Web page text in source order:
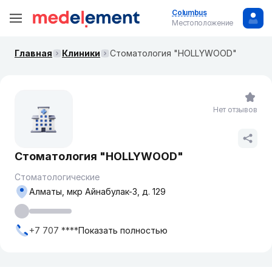
Columbus
Местоположение
Главная Клиники Стоматология "HOLLYWOOD"
Стоматология "HOLLYWOOD"
Стоматологические
Алматы, мкр Айнабулак-3, д. 129
+7 707 ****Показать полностью
Нет отзывов